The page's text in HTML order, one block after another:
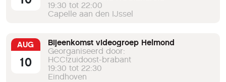
19:30 tot 22:00
Capelle aan den IJssel
AUG
10
Bijeenkomst videogroep Helmond
Georganiseerd door:
HCC!zuidoost-brabant
19:30 tot 22:30
Eindhoven